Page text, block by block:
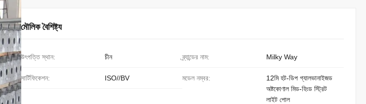
মৌলিক বৈশিষ্ট্য
উৎপত্তি স্থান: চীন ব্র্যান্ডের নাম: Milky Way
সার্টিফিকেশন: ISO//BV মডেল নম্বর:
12মি হট-ডিপ গ্যালভানাইজড
অষ্টকোণাল মিড-হিংড স্ট্রিট
লাইট পোল